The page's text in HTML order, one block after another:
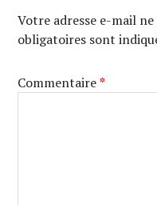
Votre adresse e-mail
obligatoires sont
Commentaire*